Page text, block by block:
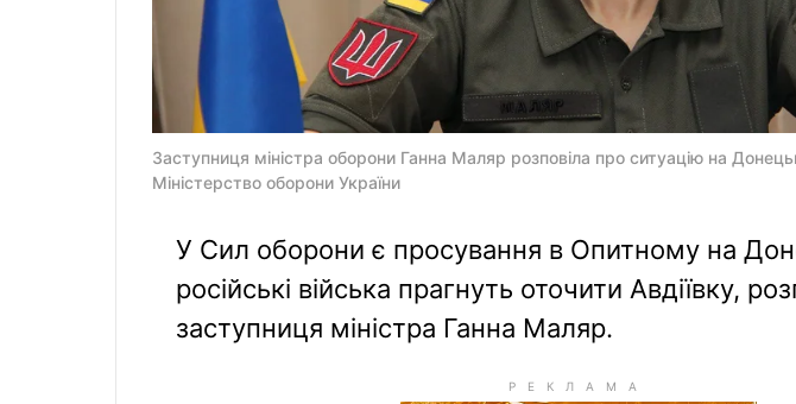
Заступниця міністра оборони Ганна Маляр розповіла про ситуацію на
Міністерство оборони України
У Сил оборони є просування в Опитному на
російські війська прагнуть оточити Авдіївку,
заступниця міністра Ганна Маляр.